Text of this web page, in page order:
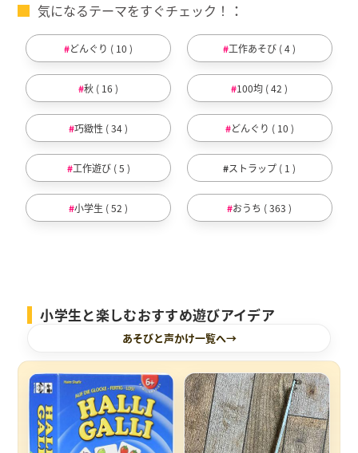
気になるテーマをすぐチェック！
どんぐり ( 10 ) 工作あそび ( 4 )
秋 ( 16 ) 100均 ( 42 )
巧緻性 ( 34 ) どんぐり ( 10 )
工作遊び ( 5 ) ストラップ ( 1 )
小学生 ( 52 ) おうち ( 363 )
小学生と楽しむおすすめ遊びアイデア
あそびと声かけ一覧へ